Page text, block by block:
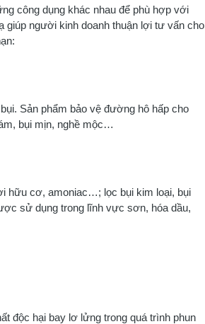
công dụng khác nhau để phù hợp với
người kinh doanh thuận lợi tư vấn cho
Sản phẩm bảo vệ đường hô hấp cho
bụi mịn, nghề mộc…
hữu cơ, amoniac…; lọc bụi kim loại, bụi
sử dụng trong lĩnh vực sơn, hóa dầu,
độc hại bay lơ lửng trong quá trình phun